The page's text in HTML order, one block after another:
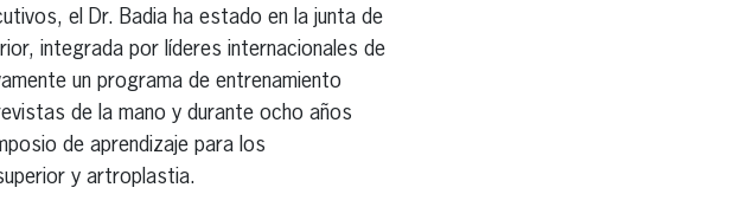
el Dr. Badia ha estado en la junta de
integrada por líderes internacionales de
un programa de entrenamiento
de la mano y durante ocho años
de aprendizaje para los
y artroplastia.